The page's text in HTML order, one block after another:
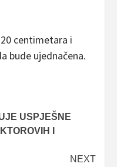
centimetara i
bude ujednačena.
USPJEŠNE
I
NEXT